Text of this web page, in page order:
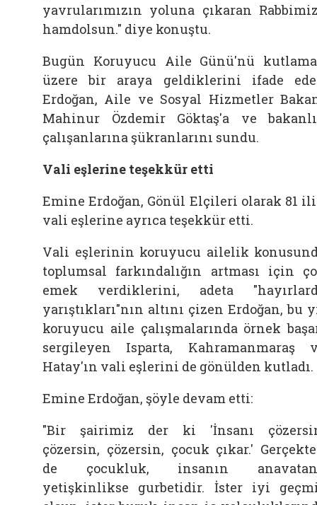
yavrularımızın yoluna çıkaran
hamdolsun." diye konuştu.
Bugün Koruyucu Aile Günü'nü
üzere bir araya geldiklerini ifade
Erdoğan, Aile ve Sosyal Hizmetler
Mahinur Özdemir Göktaş'a ve
çalışanlarına şükranlarını sundu.
Vali eşlerine teşekkür etti
Emine Erdoğan, Gönül Elçileri olarak 81
vali eşlerine ayrıca teşekkür etti.
Vali eşlerinin koruyucu ailelik
toplumsal farkındalığın artması için
emek verdiklerini, adeta
yarıştıkları"nın altını çizen Erdoğan, bu
koruyucu aile çalışmalarında örnek
sergileyen Isparta, Kahramanmaraş
Hatay'ın vali eşlerini de gönülden kutladı.
Emine Erdoğan, şöyle devam etti:
"Bir şairimiz der ki 'İnsanı
çözersin, çözersin, çocuk çıkar.'
de çocukluk, insanın
yetişkinlikse gurbetidir. İster iyi